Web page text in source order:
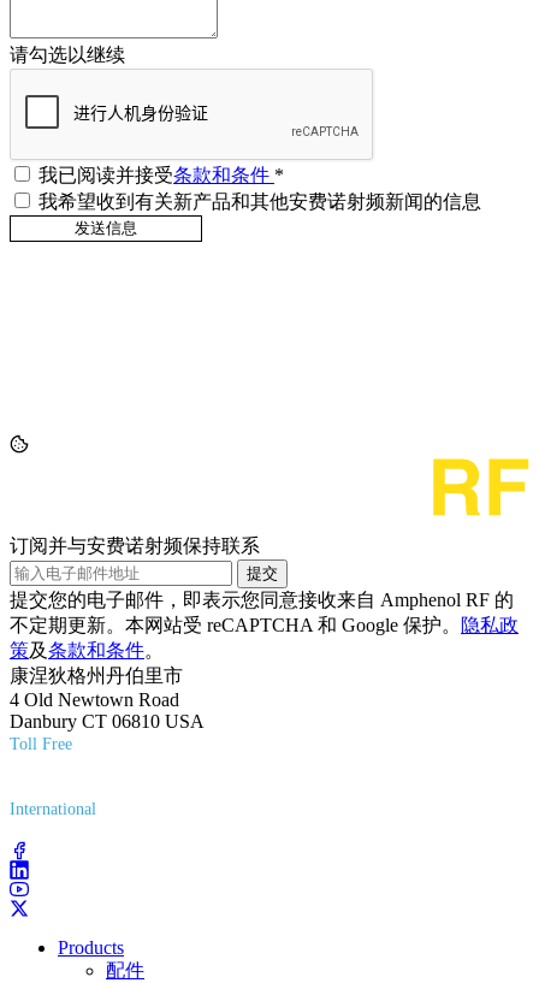
请勾选以继续
我已阅读并接受条款和条件 *
我希望收到有关新产品和其他安费诺射频新闻的信息
订阅并与安费诺射频保持联系
提交
提交您的电子邮件，即表示您同意接收来自 Amphenol RF 的
不定期更新。本网站受 reCAPTCHA 和 Google 保护。
隐私政
策及条款和条件。
康涅狄格州丹伯里市
4 Old Newtown Road
Danbury CT 06810 USA
Toll Free
International
Products
配件